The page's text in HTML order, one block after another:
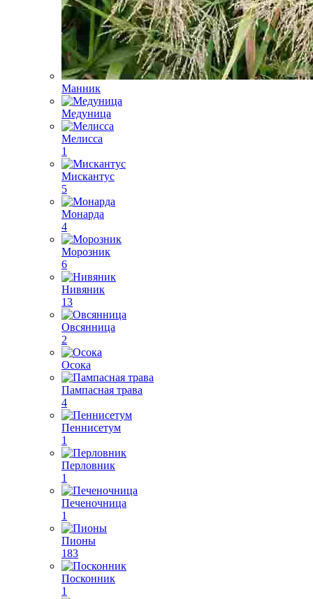
Манник
Медуница
Мелисса
1
Мискантус
5
Монарда
4
Морозник
6
Нивяник
13
Овсянница
2
Осока
Пампасная трава
4
Пеннисетум
1
Перловник
1
Печеночница
1
Пионы
183
Посконник
1